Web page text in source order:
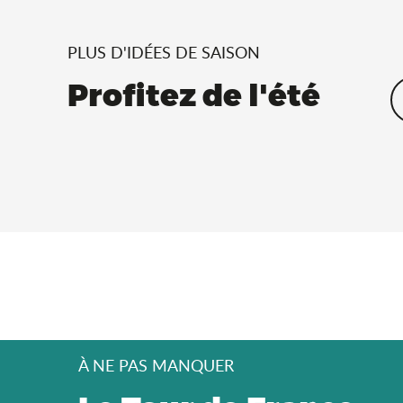
PLUS D'IDÉES DE SAISON
Profitez de l'été
À NE PAS MANQUER